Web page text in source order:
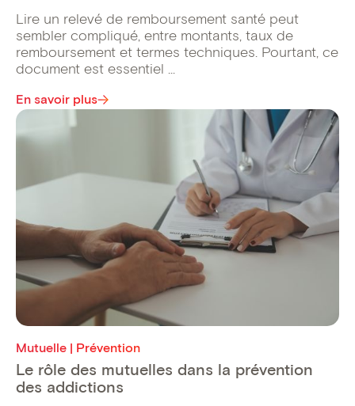
Lire un relevé de remboursement santé peut
sembler compliqué, entre montants, taux de
remboursement et termes techniques. Pourtant, ce
document est essentiel ...
En savoir plus
Mutuelle | Prévention
Le rôle des mutuelles dans la prévention
des addictions